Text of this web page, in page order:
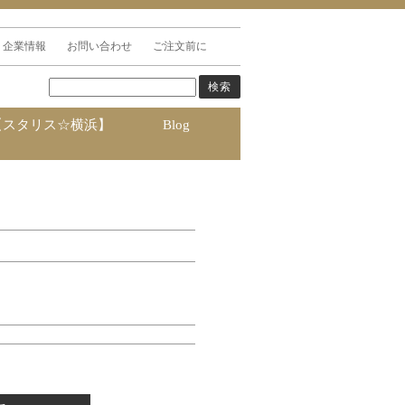
企業情報 お問い合わせ ご注文前に
タリス☆横浜】 Blog